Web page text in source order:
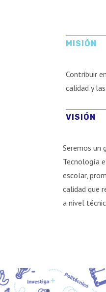
MISIÓN
Contribuir
calidad y
VISIÓN
Seremos un
Tecnología
escolar,
calidad que
a nivel